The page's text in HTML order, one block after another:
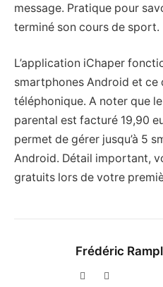
message. Pratique pour
terminé son cours de sport.
L’application iChaper
smartphones Android et ce
téléphonique. A noter que
parental est facturé 19,90
permet de gérer jusqu’à 5
Android. Détail important,
gratuits lors de votre
Frédéric